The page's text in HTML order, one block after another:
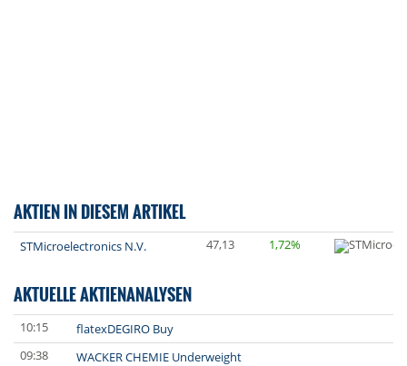
AKTIEN IN DIESEM ARTIKEL
STMicroelectronics N.V. 47,13 1,72%
AKTUELLE AKTIENANALYSEN
10:15
flatexDEGIRO Buy
09:38
WACKER CHEMIE Underweight